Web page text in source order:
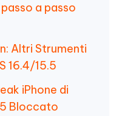
a passo
Altri Strumenti
16.4/15.5
iPhone di
Bloccato